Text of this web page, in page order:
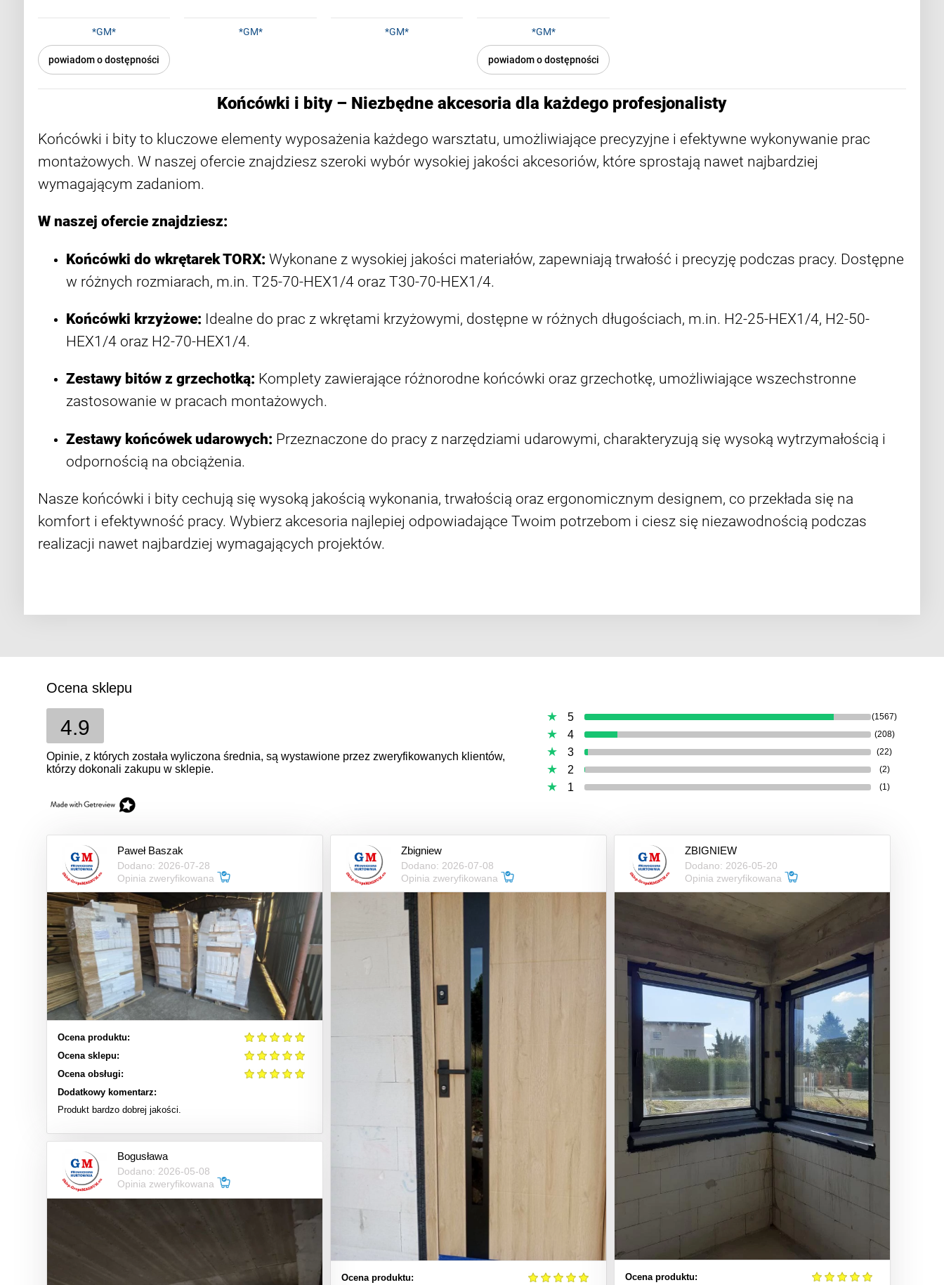
*GM*
powiadom o dostępności
*GM* *GM* *GM*
powiadom o dostępności
Końcówki i bity – Niezbędne akcesoria dla każdego profesjonalisty
Końcówki i bity to kluczowe elementy wyposażenia każdego warsztatu, umożliwiające precyzyjne i efektywne wykonywanie prac
montażowych. W naszej ofercie znajdziesz szeroki wybór wysokiej jakości akcesoriów, które sprostają nawet najbardziej
wymagającym zadaniom.
W naszej ofercie znajdziesz:
Końcówki do wkrętarek TORX: Wykonane z wysokiej jakości materiałów, zapewniają trwałość i precyzję podczas pracy. Dostępne
w różnych rozmiarach, m.in. T25-70-HEX1/4 oraz T30-70-HEX1/4.
Końcówki krzyżowe: Idealne do prac z wkrętami krzyżowymi, dostępne w różnych długościach, m.in. H2-25-HEX1/4, H2-50-
HEX1/4 oraz H2-70-HEX1/4.
Zestawy bitów z grzechotką: Komplety zawierające różnorodne końcówki oraz grzechotkę, umożliwiające wszechstronne
zastosowanie w pracach montażowych.
Zestawy końcówek udarowych: Przeznaczone do pracy z narzędziami udarowymi, charakteryzują się wysoką wytrzymałością i
odpornością na obciążenia.
Nasze końcówki i bity cechują się wysoką jakością wykonania, trwałością oraz ergonomicznym designem, co przekłada się na
komfort i efektywność pracy. Wybierz akcesoria najlepiej odpowiadające Twoim potrzebom i ciesz się niezawodnością podczas
realizacji nawet najbardziej wymagających projektów.
Ocena sklepu
4.9
Opinie, z których została wyliczona średnia, są wystawione przez zweryfikowanych klientów,
którzy dokonali zakupu w sklepie.
5 (1567)
4 (208)
3 (22)
2 (2)
1 (1)
Paweł Baszak
Dodano: 2026-07-28
Opinia zweryfikowana
Ocena produktu:
Ocena sklepu:
Ocena obsługi:
Dodatkowy komentarz:
Produkt bardzo dobrej jakości.
Zbigniew
Dodano: 2026-07-08
Opinia zweryfikowana
Ocena produktu:
ZBIGNIEW
Dodano: 2026-05-20
Opinia zweryfikowana
Ocena produktu:
Bogusława
Dodano: 2026-05-08
Opinia zweryfikowana